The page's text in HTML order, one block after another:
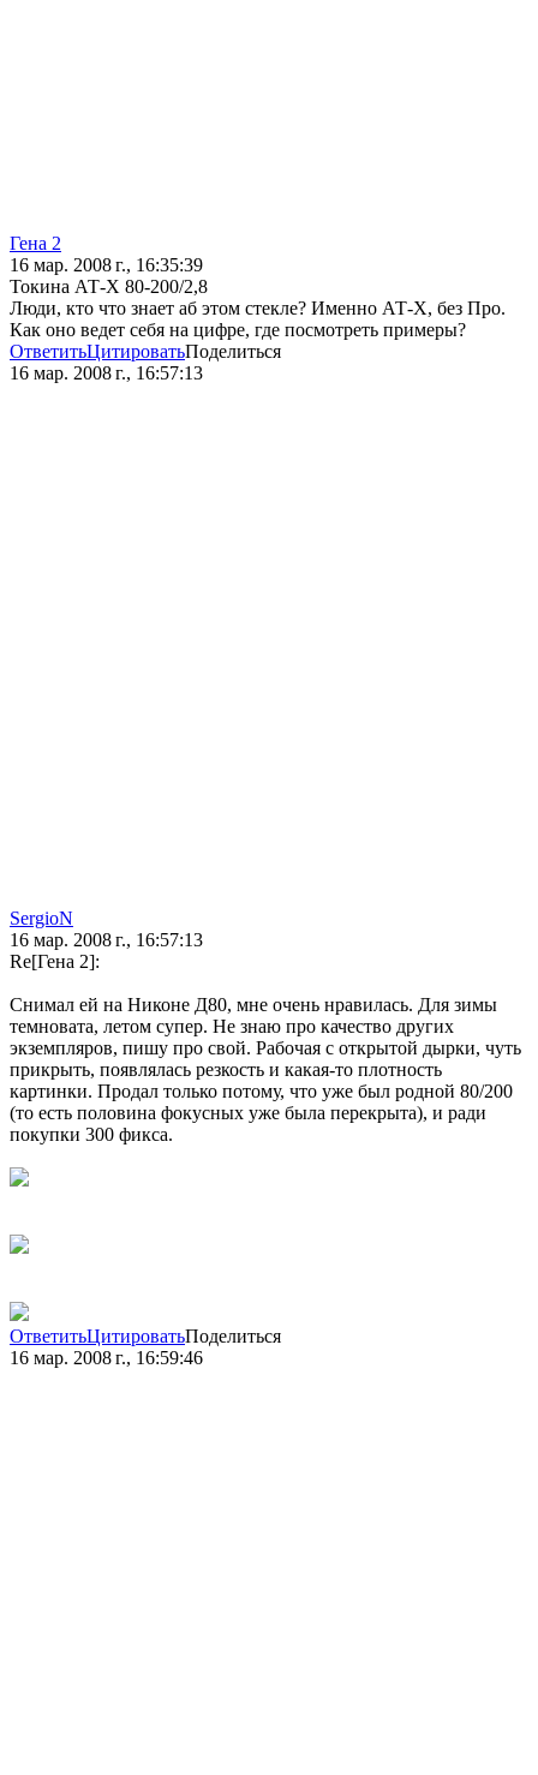
Гена 2
16 мар. 2008 г., 16:35:39
Токина АТ-Х 80-200/2,8
Люди, кто что знает аб этом стекле? Именно АТ-Х, без Про.
Как оно ведет себя на цифре, где посмотреть примеры?
ОтветитьЦитироватьПоделиться
16 мар. 2008 г., 16:57:13
SergioN
16 мар. 2008 г., 16:57:13
Re[Гена 2]:
Снимал ей на Никоне Д80, мне очень нравилась. Для зимы
темновата, летом супер. Не знаю про качество других
экземпляров, пишу про свой. Рабочая с открытой дырки, чуть
прикрыть, появлялась резкость и какая-то плотность
картинки. Продал только потому, что уже был родной 80/200
(то есть половина фокусных уже была перекрыта), и ради
покупки 300 фикса.
ОтветитьЦитироватьПоделиться
16 мар. 2008 г., 16:59:46